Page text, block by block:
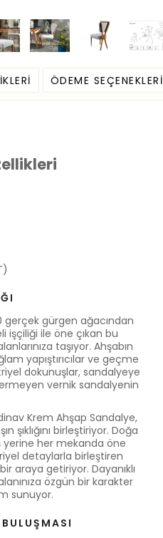
ÖDEME SEÇENEKLERI
gerçek gürgen ağacından
işçiliği ile öne çıkan bu
taşıyor. Ahşabın
yapıştırıcılar ve geçme
dokunuşlar, sandalyeye
vernik sandalyenin
Krem Ahşap Sandalye,
şıklığını birleştiriyor. Doğa
her mekanda öne
detaylarla birleştiren
araya getiriyor. Dayanıklı
özgün bir karakter
sunuyor.